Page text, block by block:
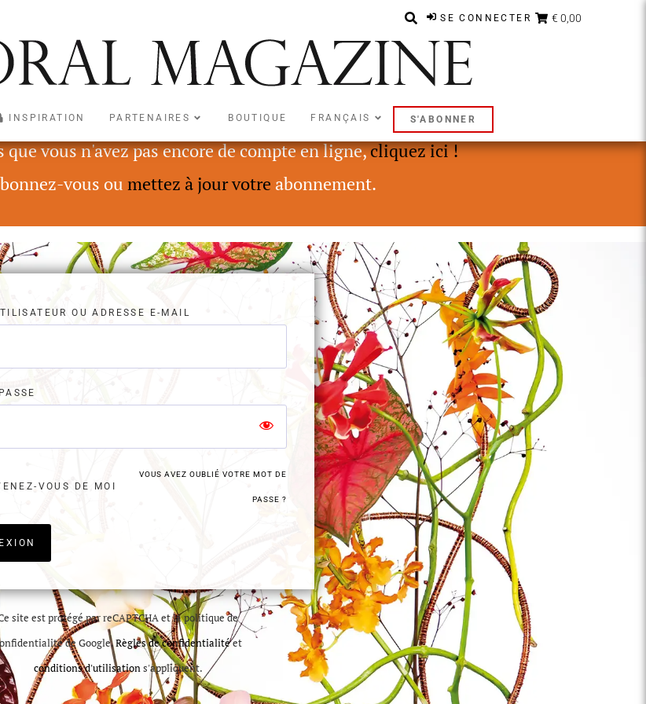
SE CONNECTER € 0,00
INSPIRATION PARTENAIRES BOUTIQUE FRANÇAIS S'ABONNER
abonnés ayant souscrit un abonnement Digital Only ou Premium.
que vous n'avez pas encore de compte en ligne,cliquez ici !
vous ou mettez à jour votre abonnement.
OU ADRESSE E-MAIL
VOUS DE MOI
VOUS AVEZ OUBLIÉ VOTRE MOT DE
PASSE ?
site est protégé par reCAPTCHA et la politique de
de Google.Règles de confidentialitéet
conditions d'utilisations'appliquent.